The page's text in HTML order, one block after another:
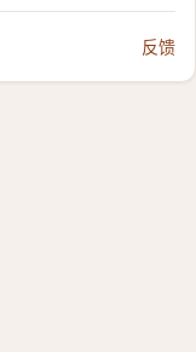
反馈